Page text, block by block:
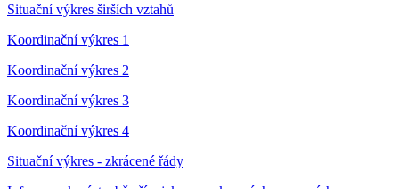
Situační výkres širších vztahů
Koordinační výkres 1
Koordinační výkres 2
Koordinační výkres 3
Koordinační výkres 4
Situační výkres - zkrácené řády